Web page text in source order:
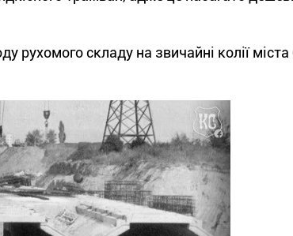
складу на звичайні колії міста